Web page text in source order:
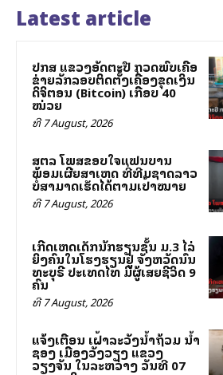
Latest article
ປກສ ແຂວງອັດຕະປື ກວດພົບເຄືອ
ຂ່າຍລັກລອບຕິດຕັ້ງເຄື່ອງຂຸດເງິນ
ດິຈິຕອນ (Bitcoin) ເກືອບ 40
ໝ່ວຍ
ທີ 7 August, 2026
ສຕລ ໂພສຂອບໃຈແຟນບານ
ພ້ອມເຜີຍສາເຫດ ທີ່ທີມຊາດລາວ
ບໍ່ສາມາດເຮັດໄດ້ຕາມເປົ້າໝາຍ
ທີ 7 August, 2026
ເກີດເຫດເດັກນັກຮຽນຊັ້ນ ມ.3 ໄລ່
ຍິງຄົນໃນໂຮງຮຽນຢູ່ ຈັງຫວັດນົນ
ທະບຸຣີ ປະເທດໄທ ມີຜູ້ເສຍຊີວິດ 9
ຄົນ
ທີ 7 August, 2026
ແຈ້ງເຕືອນ ເຝົ້າລະວັງນ້ຳຖ້ວມ ນ້ຳ
ຊອງ ເມືອງວັງວຽງ ແຂວງ
ວຽງຈັນ ໃນລະຫວ່າງ ວັນທີ 07